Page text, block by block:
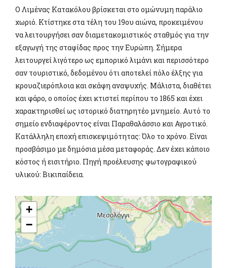
Ο Λιμένας Κατακόλου βρίσκεται στο ομώνυμη παράλιο
χωριό. Κτίστηκε στα τέλη του 19ου αιώνα, προκειμένου
να λειτουργήσει σαν διαμετακομιστικός σταθμός για την
εξαγωγή της σταφίδας προς την Ευρώπη. Σήμερα
λειτουργεί λιγότερο ως εμπορικό λιμάνι και περισσότερο
σαν τουριστικό, δεδομένου ότι αποτελεί πόλο έλξης για
κρουαζιερόπλοια και σκάφη αναψυχής. Μάλιστα, διαθέτει
και φάρο, ο οποίος έχει κτιστεί περίπου το 1865 και έχει
χαρακτηρισθεί ως ιστορικό διατηρητέο μνημείο. Αυτό το
σημείο ενδιαφέροντος είναι Παραθαλάσσιο και Αγροτικό.
Κατάλληλη εποχή επισκεψιμότητας: Όλο το χρόνο. Είναι
προσβάσιμο με δημόσια μέσα μεταφοράς. Δεν έχει κάποιο
κόστος ή εισιτήριο. Πηγή προέλευσης φωτογραφικού
υλικού: Βικιπαίδεια.
+
−